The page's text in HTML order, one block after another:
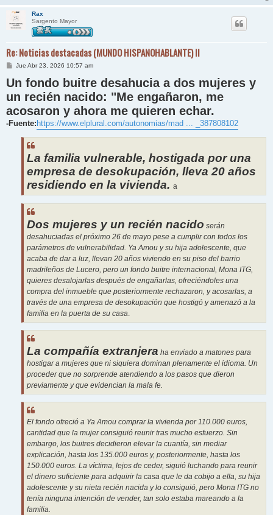
Rax
Sargento Mayor
Re: Noticias destacadas (MUNDO HISPANOHABLANTE) II
M
n
s
a
j
e
Jue Abr 23, 2026 10:57 am
Un fondo buitre desahucia a dos mujeres y
un recién nacido: "Me engañaron, me
acosaron y ahora me quieren echar.
-Fuente: https://www.elplural.com/autonomias/mad ... _387808102
La familia vulnerable, hostigada por una
empresa de desokupación, lleva 20 años
residiendo en la vivienda. a
Dos mujeres y un recién nacido serán
desahuciadas el próximo 26 de mayo pese a cumplir con todos los
parámetros de vulnerabilidad. Ya Amou y su hija adolescente, que
acaba de dar a luz, llevan 20 años viviendo en su piso del barrio
madrileños de Lucero, pero un fondo buitre internacional, Mona ITG,
quieres desalojarlas después de engañarlas, ofreciéndoles una
compra del inmueble que posteriormente rechazaron, y acosarlas, a
través de una empresa de desokupación que hostigó y amenazó a la
familia en la puerta de su casa
La compañía extranjera ha enviado a matones para
hostigar a mujeres que ni siquiera dominan plenamente el idioma. Un
proceder que no sorprende atendiendo a los pasos que dieron
previamente y que evidencian la mala fe.
El fondo ofreció a Ya Amou comprar la vivienda por 110.000 euros,
cantidad que la mujer consiguió reunir tras mucho esfuerzo. Sin
embargo, los buitres decidieron elevar la cuantía, sin mediar
explicación, hasta los 135.000 euros y, posteriormente, hasta los
150.000 euros. La víctima, lejos de ceder, siguió luchando para reunir
el dinero suficiente para adquirir la casa que le da cobijo a ella, su hija
adolescente y su nieta recién nacida y lo consiguió, pero Mona ITG no
tenía ninguna intención de vender, tan solo estaba mareando a la
familia.